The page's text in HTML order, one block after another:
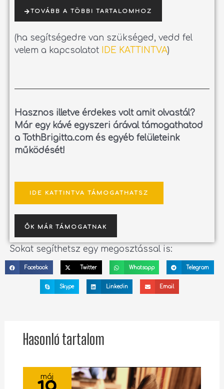
TOVÁBB A TÖBBI TARTALOMHOZ
(ha segítségedre van szükséged, vedd fel
velem a kapcsolatot
IDE KATTINTVA)
Hasznos illetve érdekes volt amit olvastál?
Már egy kávé egyszeri árával támogathatod
a TothBrigitta.com és egyéb felületeink
működését!
IDE KATTINTVA TÁMOGATHATSZ
ŐK MÁR TÁMOGATNAK
Sokat segíthetsz egy megosztással is:
Facebook Twitter Whatsapp Telegram
Skype Linkedin Email
Hasonló tartalom
máj